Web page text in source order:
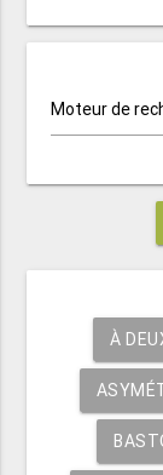
Moteur de
À